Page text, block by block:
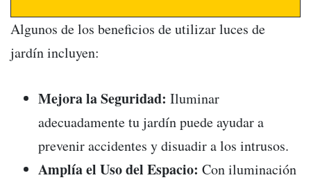
Algunos de los beneficios de utilizar luces de
jardín incluyen:
Mejora la Seguridad: Iluminar
adecuadamente tu jardín puede ayudar a
prevenir accidentes y disuadir a los intrusos.
Amplía el Uso del Espacio: Con iluminación